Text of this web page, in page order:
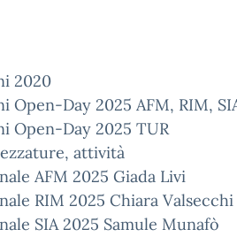
2020
Open-Day 2025 AFM, RIM,
Open-Day 2025 TUR
attività
AFM 2025 Giada Livi
RIM 2025 Chiara Valsecchi
SIA 2025 Samule Munafò